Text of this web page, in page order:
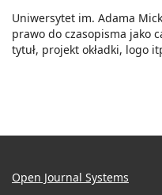
Uniwersytet im. Adama
prawo do czasopisma jako
tytuł, projekt okładki, logo
Open Journal Systems